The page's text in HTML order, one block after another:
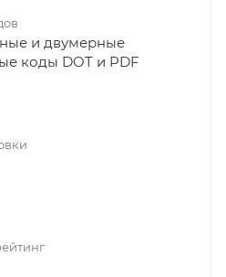
и двумерные
коды DOT и PDF